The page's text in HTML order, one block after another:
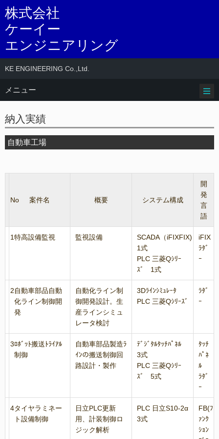
株式会社
ケーイー
エンジニアリング
KE ENGINEERING Co.,Ltd.
メニュー
納入実績
自動車工場
No 案件名 概要 システム構成
開
発
言
語
1特高設備監視 監視設備
SCADA（iFIXFIX)
1式
PLC 三菱Qｼﾘｰ
ｽﾞ 1式
iFIX
ﾗﾀﾞ
ｰ
2自動車部品自動
化ライン制御開
発
自動化ライン制
御開発設計。生
産ラインシミュ
レータ検討
3Dﾗｲﾝｼﾐｭﾚｰﾀ
PLC 三菱Qｼﾘｰｽﾞ
ﾗﾀﾞ
ｰ
3ﾛﾎﾞｯﾄ搬送ﾄﾗｲｱﾙ
制御
自動車部品製造ﾗ
ｲﾝの搬送制御回
路設計・製作
ﾃﾞｼﾞﾀﾙﾀｯﾁﾊﾟﾈﾙ
3式
PLC 三菱Qｼﾘｰ
ｽﾞ 5式
ﾀｯﾁ
ﾊﾟﾈ
ﾙ
ﾗﾀﾞ
ｰ
4タイヤラミネー
ト設備制御
日立PLC更新
用、計装制御ロ
ジック解析
PLC 日立S10-2α
3式
FB(ﾌ
ｧﾝｸ
ｼｮﾝ